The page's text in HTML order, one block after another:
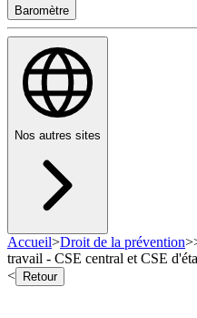
Baromètre
Nos autres sites
Accueil>Droit de la prévention>
travail - CSE central et CSE
<
Retour